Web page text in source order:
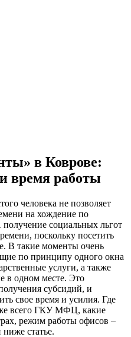
в Коврове:
время работы
человека не позволяет
на хождение по
социальных льгот
поскольку посетить
В такие моменты очень
по принципу одного окна
услуги, а также
в одном месте. Это
субсидий, и
свое время и усилия. Где
всего ГКУ МФЦ, какие
режим работы офисов –
ниже статье.